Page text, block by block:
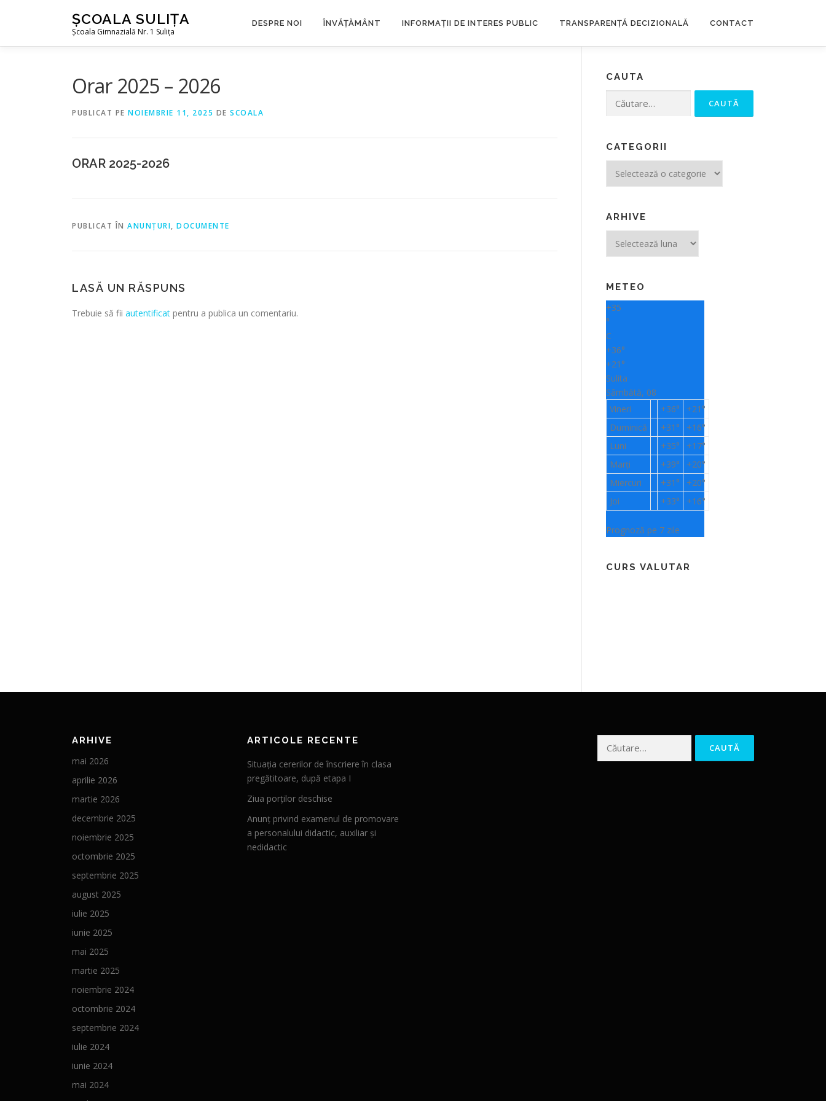
ȘCOALA SULIȚA
Școala Gimnazială Nr. 1 Sulița
DESPRE NOI ÎNVĂȚĂMÂNT INFORMAȚII DE INTERES PUBLIC TRANSPARENȚĂ DECIZIONALĂ CONTACT
Orar 2025 – 2026
PUBLICAT PE NOIEMBRIE 11, 2025 DE SCOALA
ORAR 2025-2026
PUBLICAT ÎN ANUNȚURI, DOCUMENTE
LASĂ UN RĂSPUNS
Trebuie să fii autentificat pentru a publica un comentariu.
CAUTA
Caută după:
CATEGORII
Categorii
ARHIVE
Arhive
METEO
+35
°
C
+36°
+21°
Sulita
Sâmbătă, 08
Vineri
+36° +21°
Duminică
+31° +16°
Luni
+35° +17°
Marți
+39° +20°
Miercuri
+31° +20°
Joi
+33° +16°
Prognoză pe 7 zile
CURS VALUTAR
ARHIVE
mai 2026
aprilie 2026
martie 2026
decembrie 2025
noiembrie 2025
octombrie 2025
septembrie 2025
august 2025
iulie 2025
iunie 2025
mai 2025
martie 2025
noiembrie 2024
octombrie 2024
septembrie 2024
iulie 2024
iunie 2024
mai 2024
ARTICOLE RECENTE
Situația cererilor de înscriere în clasa
pregătitoare, după etapa I
Ziua porților deschise
Anunț privind examenul de promovare
a personalului didactic, auxiliar și
nedidactic
Caută după: